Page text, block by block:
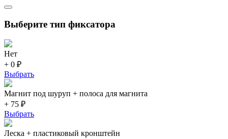
Выберите тип фиксатора
Нет
+ 0 ₽
Выбрать
Магнит под шуруп + полоса для магнита
+ 75 ₽
Выбрать
Леска + пластиковый кронштейн